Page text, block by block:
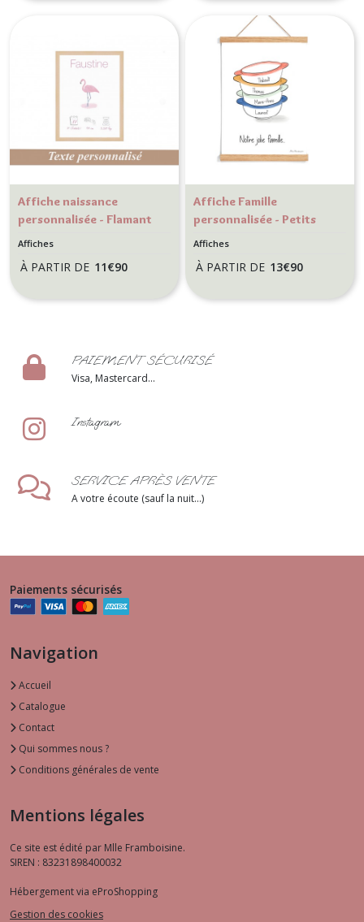
Affiche naissance
personnalisée - Flamant
Rose
Affiches
À PARTIR DE 11€90
Affiche Famille
personnalisée - Petits
bols Breton - Décoration
Affiches
À PARTIR DE 13€90
PAIEMENT SÉCURISÉ
Visa, Mastercard...
Instagram
SERVICE APRÈS VENTE
A votre écoute (sauf la nuit...)
Paiements sécurisés
Navigation
Accueil
Catalogue
Contact
Qui sommes nous ?
Conditions générales de vente
Mentions légales
Ce site est édité par Mlle Framboisine.
SIREN : 83231898400032
Hébergement via eProShopping
Gestion des cookies